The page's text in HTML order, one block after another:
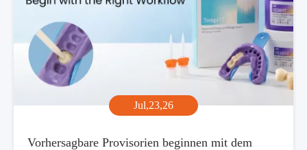
Jul,23,26
Vorhersagbare Provisorien beginnen mit dem